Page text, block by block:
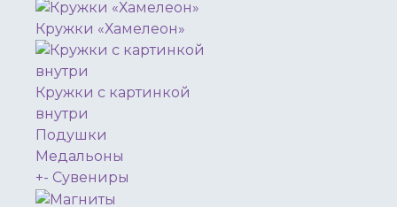
Кружки «Хамелеон»
Кружки с картинкой
внутри
Подушки
Медальоны
+- Сувениры